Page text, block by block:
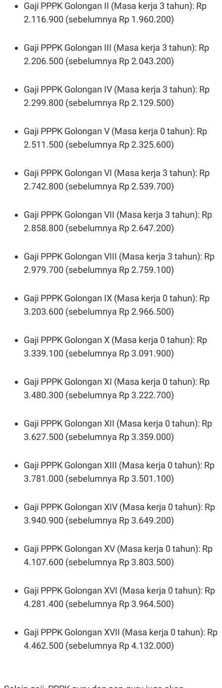
SIBER
PRIVACY
Gaji PPPK Golongan II (Masa kerja 3 tahun): Rp
2.116.900 (sebelumnya Rp 1.960.200)
Gaji PPPK Golongan III (Masa kerja 3 tahun): Rp
2.206.500 (sebelumnya Rp 2.043.200)
Gaji PPPK Golongan IV (Masa kerja 3 tahun): Rp
2.299.800 (sebelumnya Rp 2.129.500)
Gaji PPPK Golongan V (Masa kerja 0 tahun): Rp
2.511.500 (sebelumnya Rp 2.325.600)
Gaji PPPK Golongan VI (Masa kerja 3 tahun): Rp
2.742.800 (sebelumnya Rp 2.539.700)
Gaji PPPK Golongan VII (Masa kerja 3 tahun): Rp
2.858.800 (sebelumnya Rp 2.647.200)
Gaji PPPK Golongan VIII (Masa kerja 3 tahun): Rp
2.979.700 (sebelumnya Rp 2.759.100)
Gaji PPPK Golongan IX (Masa kerja 0 tahun): Rp
3.203.600 (sebelumnya Rp 2.966.500)
Gaji PPPK Golongan X (Masa kerja 0 tahun): Rp
3.339.100 (sebelumnya Rp 3.091.900)
Gaji PPPK Golongan XI (Masa kerja 0 tahun): Rp
3.480.300 (sebelumnya Rp 3.222.700)
Gaji PPPK Golongan XII (Masa kerja 0 tahun): Rp
3.627.500 (sebelumnya Rp 3.359.000)
Gaji PPPK Golongan XIII (Masa kerja 0 tahun): Rp
3.781.000 (sebelumnya Rp 3.501.100)
Gaji PPPK Golongan XIV (Masa kerja 0 tahun): Rp
3.940.900 (sebelumnya Rp 3.649.200)
Gaji PPPK Golongan XV (Masa kerja 0 tahun): Rp
4.107.600 (sebelumnya Rp 3.803.500)
Gaji PPPK Golongan XVI (Masa kerja 0 tahun): Rp
4.281.400 (sebelumnya Rp 3.964.500)
Gaji PPPK Golongan XVII (Masa kerja 0 tahun): Rp
4.462.500 (sebelumnya Rp 4.132.000)